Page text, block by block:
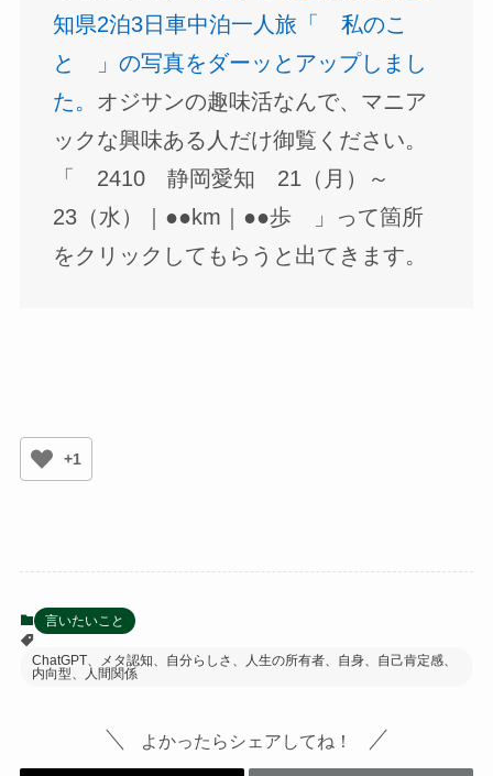
知県2泊3日車中泊一人旅「 私のこ
と 」の写真をダーッとアップしまし
た。 オジサンの趣味活なんで、マニア
ックな興味ある人だけ御覧ください。
「 2410 静岡愛知 21（月）～
23（水）｜●●km｜●●歩 」って箇所
をクリックしてもらうと出てきます。
+1
言いたいこと
ChatGPT、メタ認知、自分らしさ、人生の所有者、自身、自己肯定感、
内向型、人間関係
よかったらシェアしてね！